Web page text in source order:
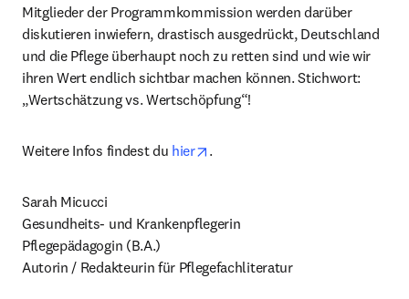
Mitglieder der Programmkommission werden darüber
diskutieren inwiefern, drastisch ausgedrückt, Deutschland
und die Pflege überhaupt noch zu retten sind und wie wir
ihren Wert endlich sichtbar machen können. Stichwort:
„Wertschätzung vs. Wertschöpfung“!
Weitere Infos findest du hier opens in new tab/window
.
Sarah Micucci
Gesundheits- und Krankenpflegerin
Pflegepädagogin (B.A.)
Autorin / Redakteurin für Pflegefachliteratur